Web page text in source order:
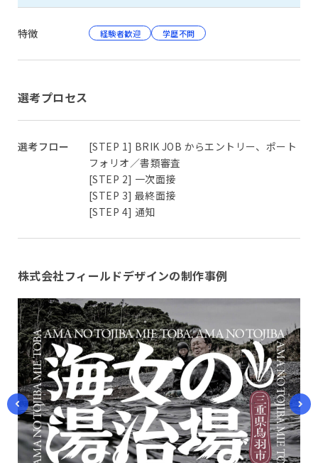
特徴 経験者歓迎 学歴不問
選考プロセス
選考フロー
[STEP 1] BRIK JOB からエントリー、ポート
フォリオ／書類審査
[STEP 2] 一次面接
[STEP 3] 最終面接
[STEP 4] 通知
株式会社フィールドデザインの制作事例